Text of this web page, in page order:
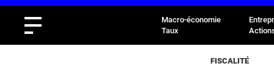
Macro-économie
Taux
FISCALITÉ